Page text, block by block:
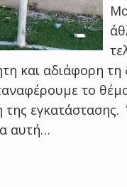
και αδιάφορη
το
της
αυτή…